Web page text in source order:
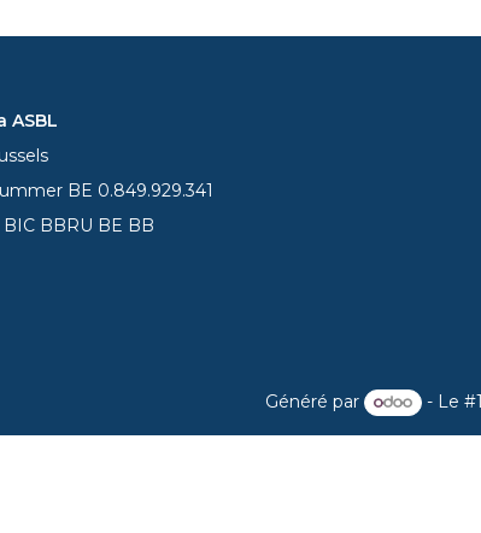
ASBL
BE 0.849.929.341
BIC BBRU BE BB
Généré par - Le #1